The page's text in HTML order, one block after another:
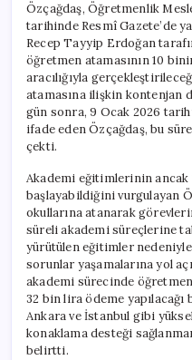
Özçağdaş, Öğretmenlik
tarihinde Resmî Gazete’de
Recep Tayyip Erdoğan
öğretmen atamasının 10
aracılığıyla
atamasına ilişkin kontenjan
gün sonra, 9 Ocak 2026
ifade eden Özçağdaş, bu
çekti.
Akademi eğitimlerinin ancak
başlayabildiğini vurgulayan
okullarına atanarak
süreli akademi süreçlerine
yürütülen eğitimler
sorunlar yaşamalarına yol
akademi sürecinde öğretmen
32 bin lira ödeme
Ankara ve İstanbul gibi
konaklama desteği
belirtti.